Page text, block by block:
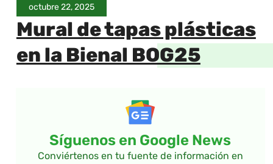
octubre 22, 2025
Mural de tapas plásticas
en la Bienal BOG25
Síguenos en Google News
Conviértenos en tu fuente de información en